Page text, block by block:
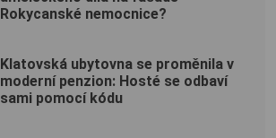
Rokycanské nemocnice?
Klatovská ubytovna se proměnila v
moderní penzion: Hosté se odbaví
sami pomocí kódu